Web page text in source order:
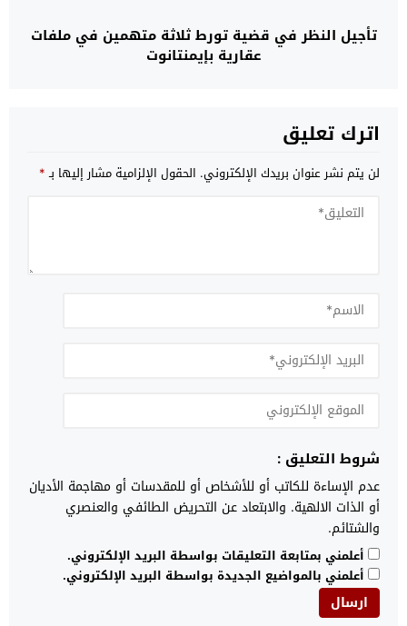
تأجيل النظر في قضية تورط ثلاثة متهمين في ملفات
عقارية بإيمنتانوت
اترك تعليق
لن يتم نشر عنوان بريدك الإلكتروني. الحقول الإلزامية مشار إليها بـ*
شروط التعليق :
عدم الإساءة للكاتب أو للأشخاص أو للمقدسات أو مهاجمة الأديان
أو الذات الالهية. والابتعاد عن التحريض الطائفي والعنصري
والشتائم.
أعلمني بمتابعة التعليقات بواسطة البريد الإلكتروني.
أعلمني بالمواضيع الجديدة بواسطة البريد الإلكتروني.